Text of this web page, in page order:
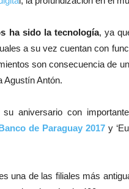
ha sido la tecnología, ya
a su vez cuentan con
son consecuencia de
Agustín Antón.
aniversario con
de Paraguay 2017 y
una de las filiales más